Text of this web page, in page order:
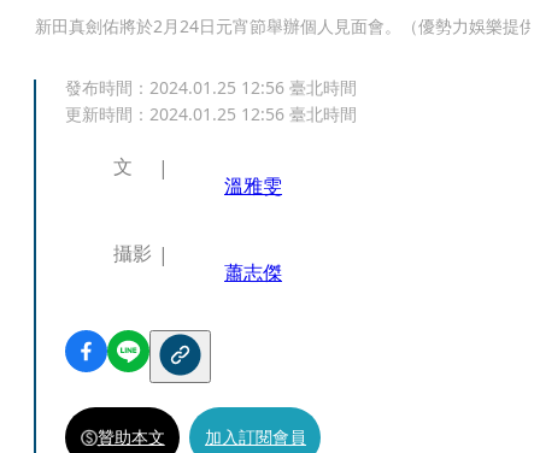
新田真劍佑將於2月24日元宵節舉辦個人見面會。（優勢力娛樂提
發布時間： 2024.01.25 12:56 臺北時間
更新時間： 2024.01.25 12:56 臺北時間
文
溫雅雯
攝影
蕭志傑
贊助本文 加入訂閱會員